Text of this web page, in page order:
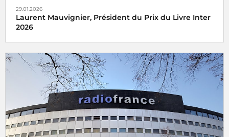
29.01.2026
Laurent Mauvignier, Président du Prix du Livre Inter
2026